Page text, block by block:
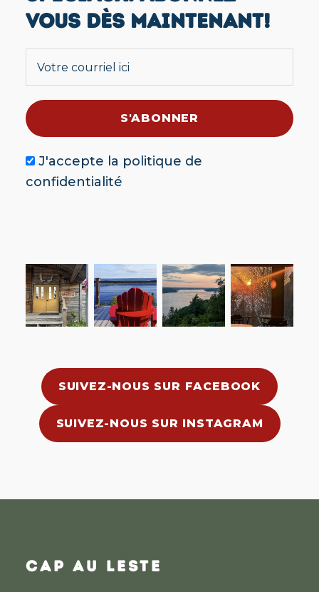
VOUS DÈS MAINTENANT!
J'accepte la politique de
confidentialité
SUIVEZ-NOUS SUR FACEBOOK
SUIVEZ-NOUS SUR INSTAGRAM
CAP AU LESTE